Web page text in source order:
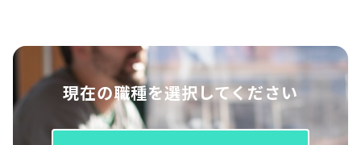
現在の職種を選択してください